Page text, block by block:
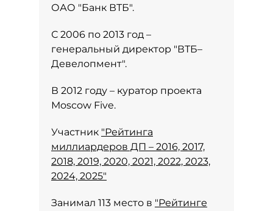
ОАО "Банк ВТБ".
С 2006 по 2013 год –
генеральный директор "ВТБ–
Девелопмент".
В 2012 году – куратор проекта
Мoscow Five.
Участник "Рейтинга
миллиардеров ДП – 2016, 2017,
2018, 2019, 2020, 2021, 2022, 2023,
2024, 2025"
Занимал 113 место в "Рейтинге